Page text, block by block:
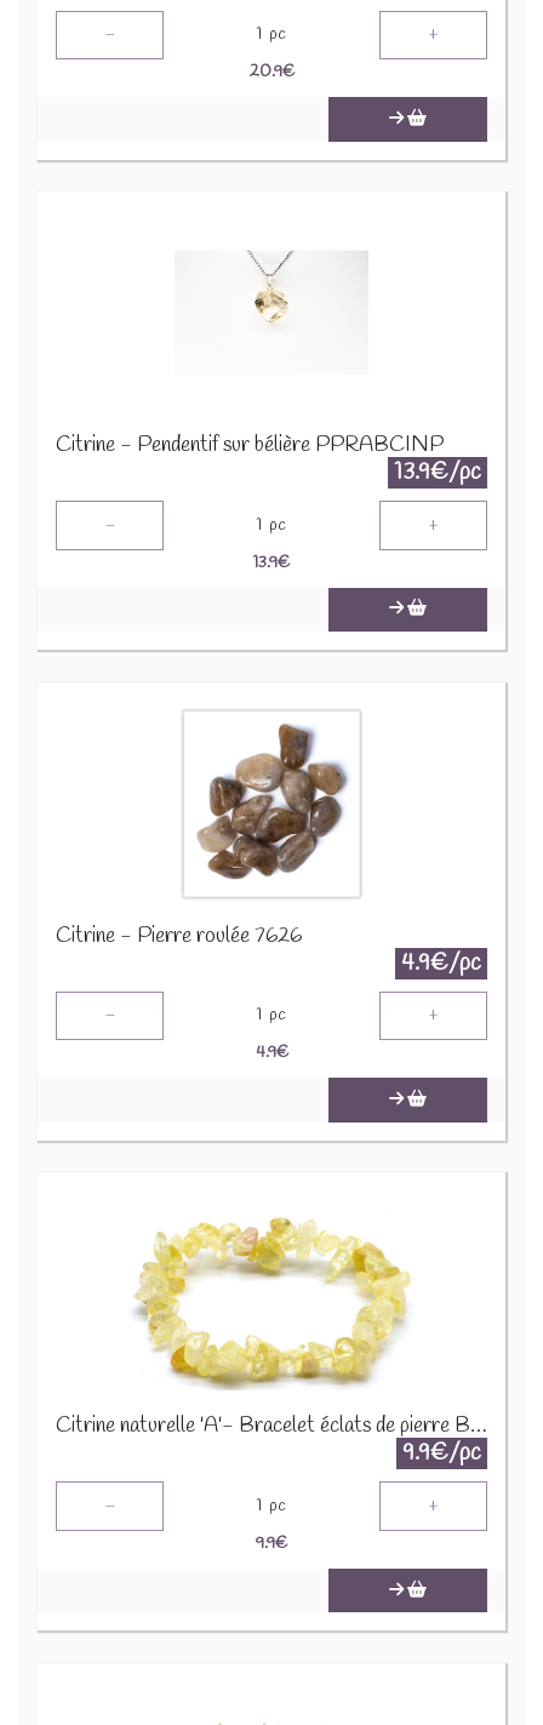
- 1 pc +
20.9€
Citrine - Pendentif sur bélière PPRABCINP
13.9€/pc
- 1 pc +
13.9€
Citrine - Pierre roulée 7626
4.9€/pc
- 1 pc +
4.9€
Citrine naturelle 'A'- Bracelet éclats de pierre BRC-CIT
9.9€/pc
- 1 pc +
9.9€